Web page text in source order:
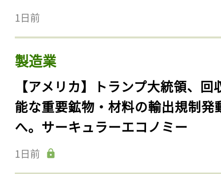
1日前
製造業
【アメリカ】トランプ大統領、回
能な重要鉱物・材料の輸出規制発
へ。サーキュラーエコノミー
1日前